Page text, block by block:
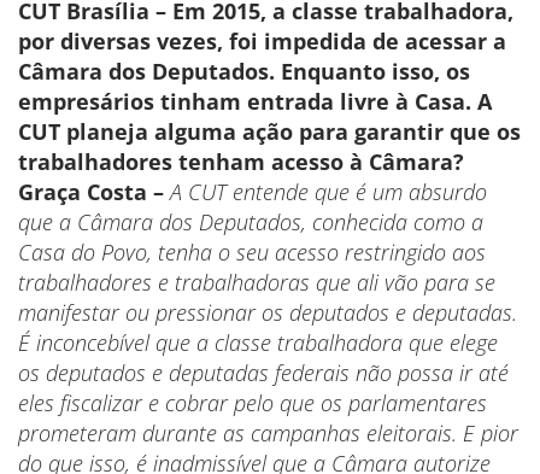
CUT Brasília – Em 2015, a classe trabalhadora,
por diversas vezes, foi impedida de acessar a
Câmara dos Deputados. Enquanto isso, os
empresários tinham entrada livre à Casa. A
CUT planeja alguma ação para garantir que os
trabalhadores tenham acesso à Câmara?
Graça Costa – A CUT entende que é um absurdo
que a Câmara dos Deputados, conhecida como a
Casa do Povo, tenha o seu acesso restringido aos
trabalhadores e trabalhadoras que ali vão para se
manifestar ou pressionar os deputados e deputadas.
É inconcebível que a classe trabalhadora que elege
os deputados e deputadas federais não possa ir até
eles fiscalizar e cobrar pelo que os parlamentares
prometeram durante as campanhas eleitorais. E pior
do que isso, é inadmissível que a Câmara autorize